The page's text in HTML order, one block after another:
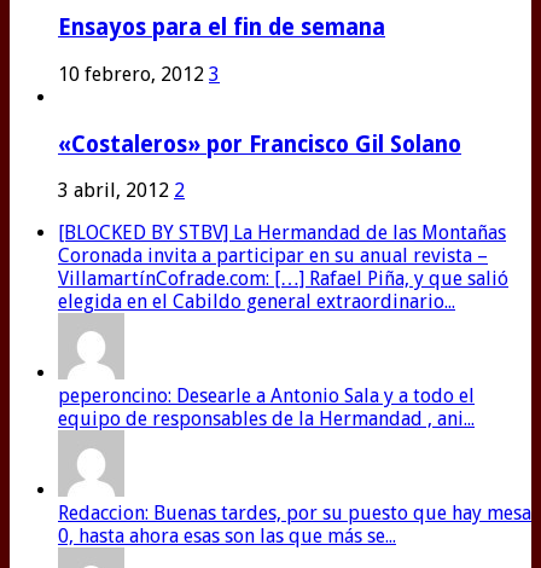
Ensayos para el fin de semana
10 febrero, 2012 3
«Costaleros» por Francisco Gil Solano
3 abril, 2012 2
[BLOCKED BY STBV] La Hermandad de las Montañas
Coronada invita a participar en su anual revista –
VillamartínCofrade.com: […] Rafael Piña, y que salió
elegida en el Cabildo general extraordinario...
peperoncino: Desearle a Antonio Sala y a todo el
equipo de responsables de la Hermandad , ani...
Redaccion: Buenas tardes, por su puesto que hay mesa
0, hasta ahora esas son las que más se...